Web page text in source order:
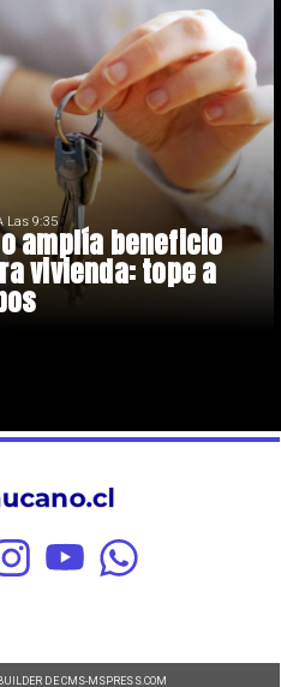
amplía beneficio
vivienda: tope a
Las 9:35
DE CMS-MSPRESS.COM